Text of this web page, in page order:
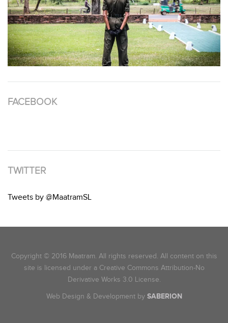
FACEBOOK
TWITTER
Tweets by @MaatramSL
Copyright © 2016 Maatram. All rights reserved. All content on this
site is licensed under a Creative Commons Attribution-No
Derivative Works 3.0 License.
Web Design & Development by SABERION